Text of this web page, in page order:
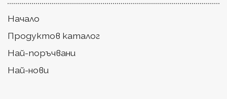
Начало
Продуктов каталог
Най-поръчвани
Най-нови